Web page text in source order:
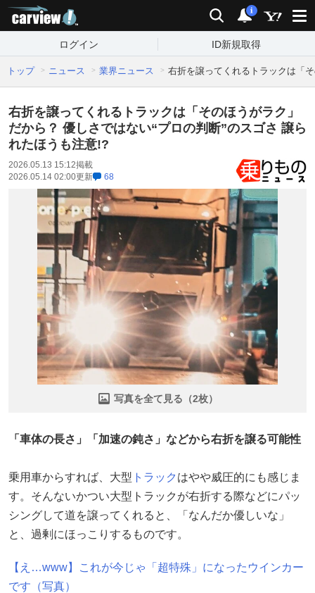
検索 通知
i
ログイン ID新規取得
トップ ニュース 業界ニュース 右折を譲ってくれるトラックは「
右折を譲ってくれるトラックは「そのほうがラク」
だから？ 優しさではない“プロの判断”のスゴさ 譲ら
れたほうも注意!?
2026.05.13 15:12掲載
2026.05.14 02:00更新 68
写真を全て見る（2枚）
「車体の長さ」「加速の鈍さ」などから右折を譲る可能性
乗用車からすれば、大型 トラック はやや威圧的にも感じま
す。そんないかつい大型トラックが右折する際などにパッ
シングして道を譲ってくれると、「なんだか優しいな」
と、過剰にほっこりするものです。
【え…www】これが今じゃ「超特殊」になったウインカー
です（写真）